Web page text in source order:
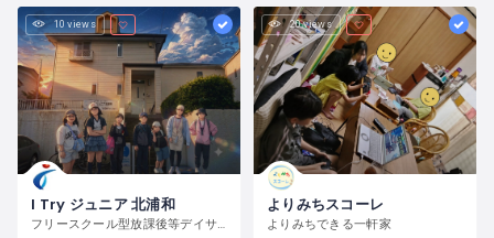
10 views
I Try ジュニア 北浦和
フリースクール型放課後等デイサービス
20 views
よりみちスコーレ
よりみちできる一軒家